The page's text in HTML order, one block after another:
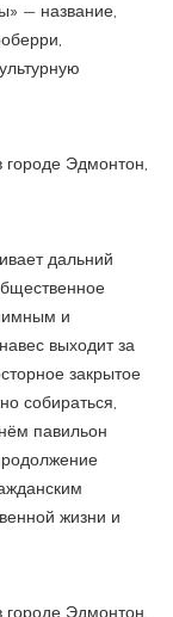
— название,
дальний
и
выходит за
закрытое
собираться,
павильон
жизни и